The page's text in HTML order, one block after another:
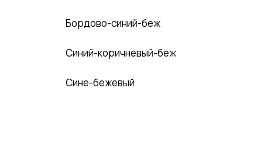
Бордово-синий-беж
Синий-коричневый-беж
Сине-бежевый